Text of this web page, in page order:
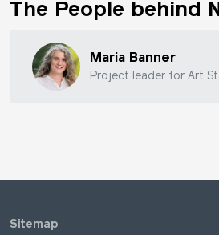
The People behind
Maria Banner
Project leader for Art
Sitemap